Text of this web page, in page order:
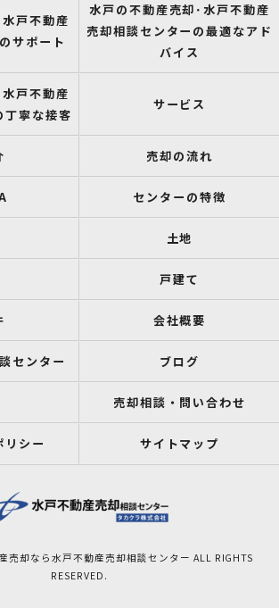
戸不動産
サポート
水戸の不動産売却･水戸不動産
売却相談センターの最適なアド
バイス
戸不動産
丁寧な接客
サービス
売却の流れ
センターの特徴
土地
戸建て
会社概要
センター ブログ
売却相談・問い合わせ
リシー サイトマップ
売却なら水戸不動産売却相談センター ALL RIGHTS
RESERVED.